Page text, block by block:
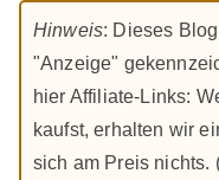
Hinweis: Dieses
"Anzeige"
hier Affiliate-Links:
kaufst, erhalten wir
sich am Preis nichts.